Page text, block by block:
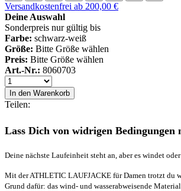
Versandkostenfrei ab 200,00 €
Deine Auswahl
Sonderpreis nur gültig bis
Farbe: schwarz-weiß
Größe: Bitte Größe wählen
Preis: Bitte Größe wählen
Art.-Nr.: 8060703
In den Warenkorb
Teilen:
Lass Dich von widrigen Bedingungen
Deine nächste Laufeinheit steht an, aber es windet
Mit der ATHLETIC LAUFJACKE für Damen trotzt du
Grund dafür: das wind- und wasserabweisende